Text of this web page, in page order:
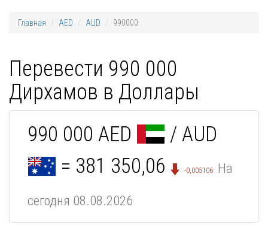
Главная AED AUD 990000
Перевести 990 000
Дирхамов в Доллары
990 000 AED
/ AUD
= 381 350,06
-0,005106 На
сегодня 08.08.2026